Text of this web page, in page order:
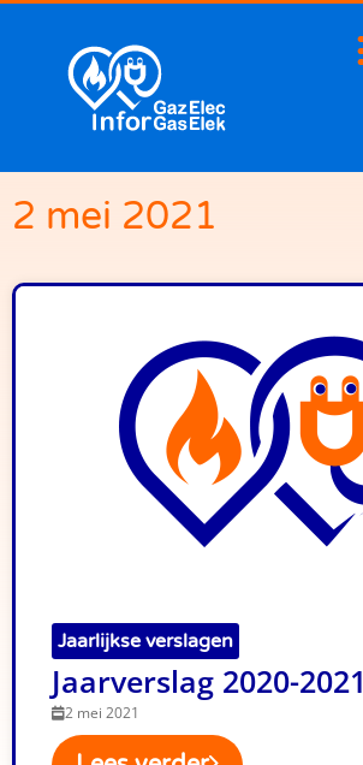
2 mei 2021
Jaarlijkse verslagen
Jaarverslag 2020-2021
2 mei 2021